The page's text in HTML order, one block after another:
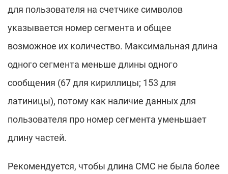
для пользователя на счетчике символов
указывается номер сегмента и общее
возможное их количество. Максимальная длина
одного сегмента меньше длины одного
сообщения (67 для кириллицы; 153 для
латиницы), потому как наличие данных для
пользователя про номер сегмента уменьшает
длину частей.
Рекомендуется, чтобы длина СМС не была более